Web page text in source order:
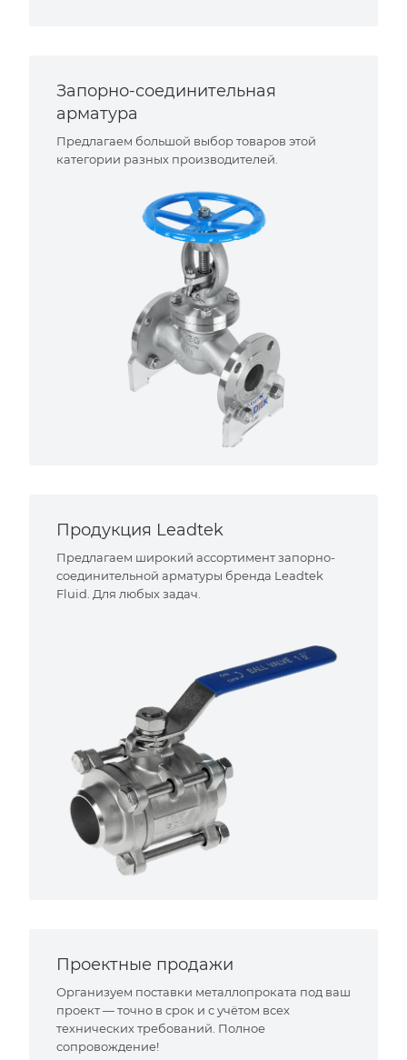
Запорно-соединительная
арматура
Предлагаем большой выбор товаров этой
категории разных производителей.
Продукция Leadtek
Предлагаем широкий ассортимент запорно-
соединительной арматуры бренда Leadtek
Fluid. Для любых задач.
Проектные продажи
Организуем поставки металлопроката под ваш
проект — точно в срок и с учётом всех
технических требований. Полное
сопровождение!